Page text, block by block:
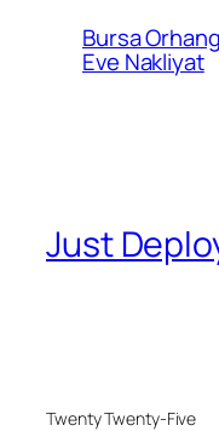
Bursa
Eve Nakliyat
Just
Twenty Twenty-Five